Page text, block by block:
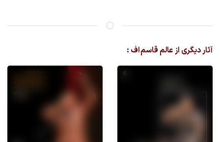
آثار دیگری از عالم قاسم اف :